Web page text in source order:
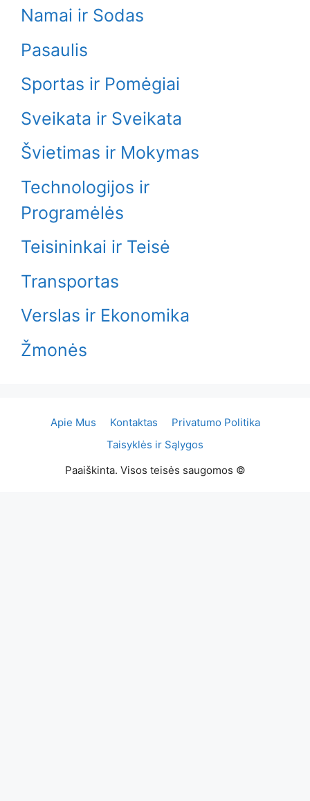
Namai ir Sodas
Pasaulis
Sportas ir Pomėgiai
Sveikata ir Sveikata
Švietimas ir Mokymas
Technologijos ir
Programėlės
Teisininkai ir Teisė
Transportas
Verslas ir Ekonomika
Žmonės
Apie Mus Kontaktas
Privatumo Politika
Taisyklės ir Sąlygos
Paaiškinta. Visos teisės saugomos ©